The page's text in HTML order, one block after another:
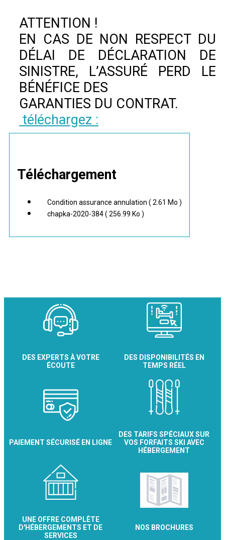
ATTENTION !
EN CAS DE NON RESPECT DU
DÉLAI DE DÉCLARATION DE
SINISTRE, L’ASSURÉ PERD LE
BÉNÉFICE DES
GARANTIES DU CONTRAT.
téléchargez :
Téléchargement
Condition assurance annulation ( 2.61 Mo )
chapka-2020-384( 256.99 Ko )
DES EXPERTS À VOTRE
ÉCOUTE
DES DISPONIBILITÉS EN
TEMPS RÉEL
PAIEMENT SÉCURISÉ EN LIGNE
DES TARIFS SPÉCIAUX SUR
VOS FORFAITS SKI AVEC
HÉBERGEMENT
UNE OFFRE COMPLÈTE
D'HÉBERGEMENTS ET DE
SERVICES
NOS BROCHURES